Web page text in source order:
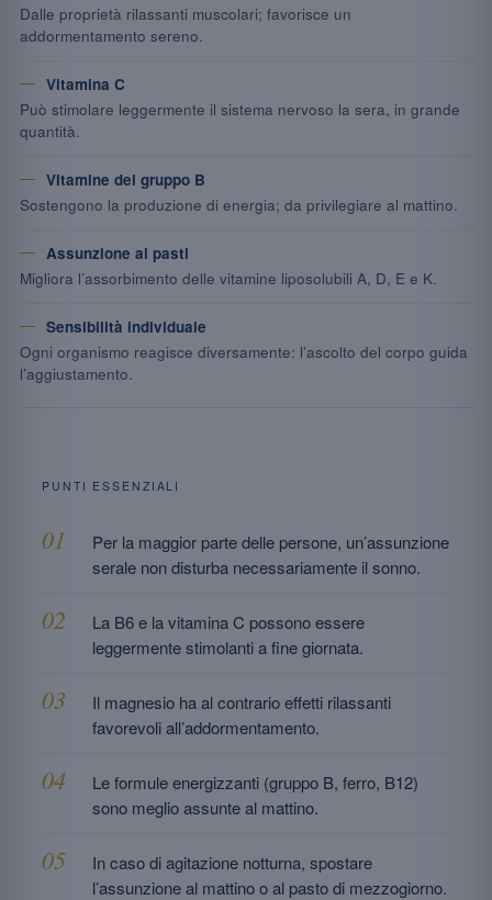
Dalle proprietà rilassanti muscolari; favorisce un
addormentamento sereno.
Vitamina C
Può stimolare leggermente il sistema nervoso la sera, in grande
quantità.
Vitamine del gruppo B
Sostengono la produzione di energia; da privilegiare al mattino.
Assunzione ai pasti
Migliora l’assorbimento delle vitamine liposolubili A, D, E e K.
Sensibilità individuale
Ogni organismo reagisce diversamente: l’ascolto del corpo guida
l’aggiustamento.
PUNTI ESSENZIALI
Per la maggior parte delle persone, un’assunzione
serale non disturba necessariamente il sonno.
La B6 e la vitamina C possono essere
leggermente stimolanti a fine giornata.
Il magnesio ha al contrario effetti rilassanti
favorevoli all’addormentamento.
Le formule energizzanti (gruppo B, ferro, B12)
sono meglio assunte al mattino.
In caso di agitazione notturna, spostare
l’assunzione al mattino o al pasto di mezzogiorno.